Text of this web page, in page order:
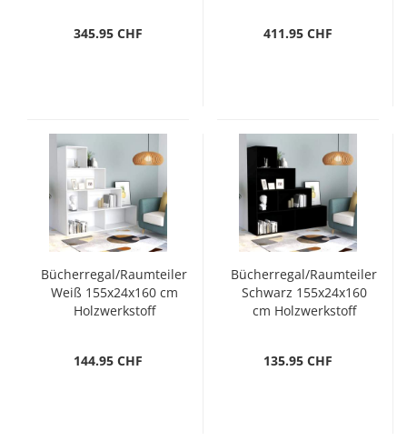
345.95 CHF
411.95 CHF
Bücherregal/Raumteiler
Weiß 155x24x160 cm
Holzwerkstoff
144.95 CHF
Bücherregal/Raumteiler
Schwarz 155x24x160
cm Holzwerkstoff
135.95 CHF